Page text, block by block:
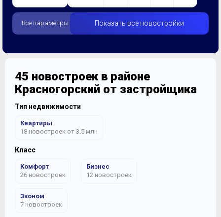
Все параметры Показать все новостройки
45 новостроек в районе
Красногорский от застройщика
Тип недвижимости
Квартиры
18 новостроек от 3.5 млн
Класс
Комфорт
26 новостроек
Бизнес
12 новостроек
Эконом
7 новостроек